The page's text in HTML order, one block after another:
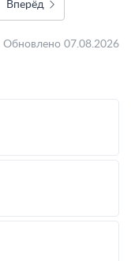
Вперёд
Обновлено 07.08.2026